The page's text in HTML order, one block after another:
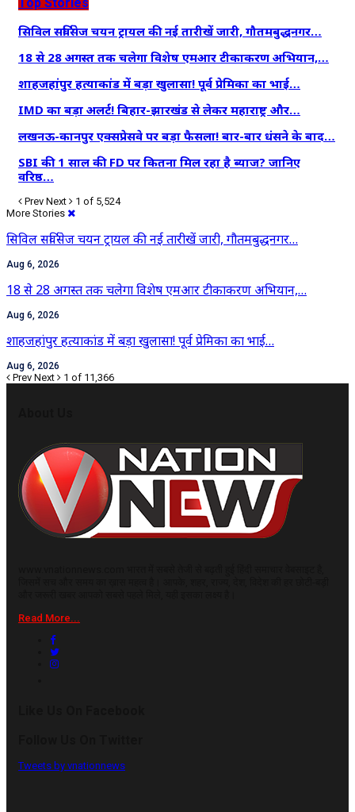
सिविल सर्विसेज चयन ट्रायल की नई तारीखें जारी, गौतमबुद्धनगर…
18 से 28 अगस्त तक चलेगा विशेष एमआर टीकाकरण अभियान,…
शाहजहांपुर हत्याकांड में बड़ा खुलासा! पूर्व प्रेमिका का भाई…
IMD का बड़ा अलर्ट! बिहार-झारखंड से लेकर महाराष्ट्र और…
लखनऊ-कानपुर एक्सप्रेसवे पर बड़ा फैसला! बार-बार धंसने के बाद…
SBI की 1 साल की FD पर कितना मिल रहा है ब्याज? जानिए
वरिष्ठ…
Prev Next
1 of 5,524
More Stories
सिविल सर्विसेज चयन ट्रायल की नई तारीखें जारी, गौतमबुद्धनगर…
Aug 6, 2026
18 से 28 अगस्त तक चलेगा विशेष एमआर टीकाकरण अभियान,…
Aug 6, 2026
शाहजहांपुर हत्याकांड में बड़ा खुलासा! पूर्व प्रेमिका का भाई…
Aug 6, 2026
Prev Next 1 of 11,366
Read More...
Tweets by vnationnews